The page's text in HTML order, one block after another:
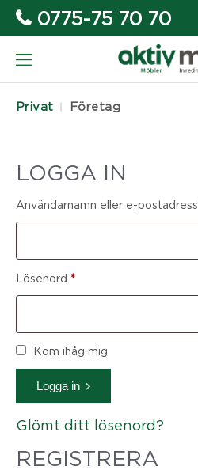
0775-75 70 70
Privat Företag
LOGGA IN
Användarnamn eller e-postadress
Lösenord *
Kom ihåg mig
Logga in
Glömt ditt lösenord?
REGISTRERA